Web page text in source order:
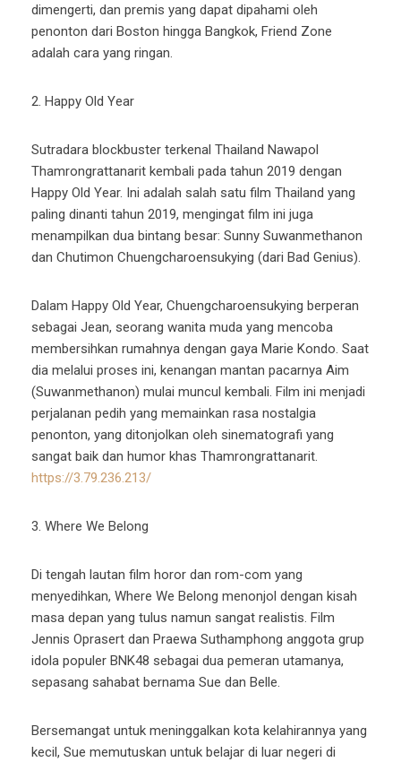
dimengerti, dan premis yang dapat dipahami oleh
penonton dari Boston hingga Bangkok, Friend Zone
adalah cara yang ringan.
2. Happy Old Year
Sutradara blockbuster terkenal Thailand Nawapol
Thamrongrattanarit kembali pada tahun 2019 dengan
Happy Old Year. Ini adalah salah satu film Thailand yang
paling dinanti tahun 2019, mengingat film ini juga
menampilkan dua bintang besar: Sunny Suwanmethanon
dan Chutimon Chuengcharoensukying (dari Bad Genius).
Dalam Happy Old Year, Chuengcharoensukying berperan
sebagai Jean, seorang wanita muda yang mencoba
membersihkan rumahnya dengan gaya Marie Kondo. Saat
dia melalui proses ini, kenangan mantan pacarnya Aim
(Suwanmethanon) mulai muncul kembali. Film ini menjadi
perjalanan pedih yang memainkan rasa nostalgia
penonton, yang ditonjolkan oleh sinematografi yang
sangat baik dan humor khas Thamrongrattanarit.
https://3.79.236.213/
3. Where We Belong
Di tengah lautan film horor dan rom-com yang
menyedihkan, Where We Belong menonjol dengan kisah
masa depan yang tulus namun sangat realistis. Film
Jennis Oprasert dan Praewa Suthamphong anggota grup
idola populer BNK48 sebagai dua pemeran utamanya,
sepasang sahabat bernama Sue dan Belle.
Bersemangat untuk meninggalkan kota kelahirannya yang
kecil, Sue memutuskan untuk belajar di luar negeri di